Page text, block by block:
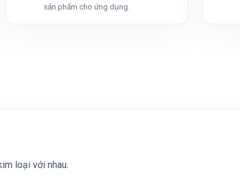
sản phẩm cho ứng dụng.
loại với nhau.